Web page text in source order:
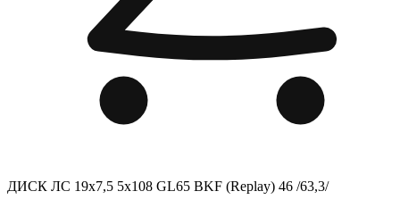
ДИСК ЛС 19x7,5 5x108 GL65 BKF (Replay) 46 /63,3/